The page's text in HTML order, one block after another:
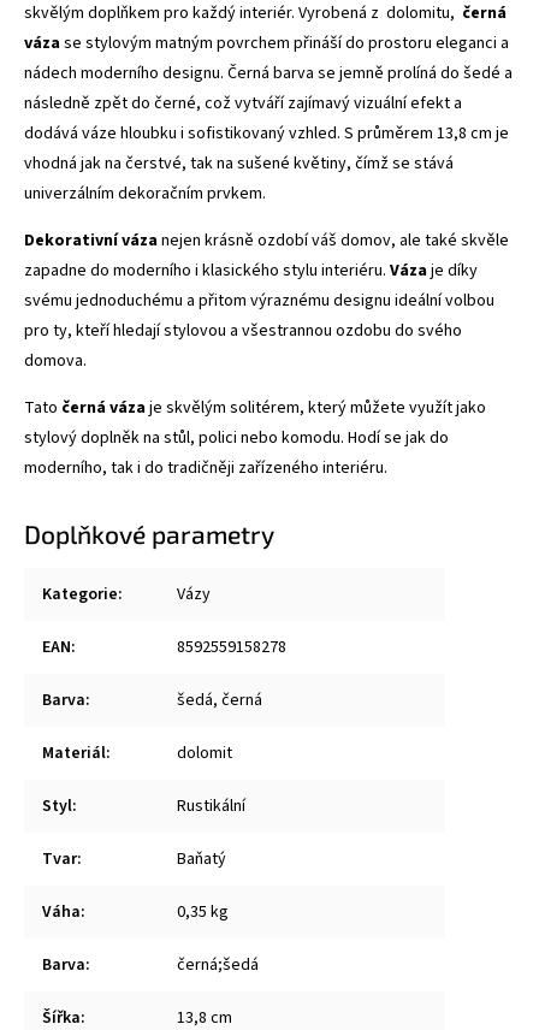
skvělým doplňkem pro každý interiér. Vyrobená z dolomitu, černá
vázase stylovým matným povrchem přináší do prostoru eleganci a
nádech moderního designu. Černá barva se jemně prolíná do šedé a
následně zpět do černé, což vytváří zajímavý vizuální efekt a
dodává váze hloubku i sofistikovaný vzhled. S průměrem 13,8 cm je
vhodná jak na čerstvé, tak na sušené květiny, čímž se stává
univerzálním dekoračním prvkem.
Dekorativní vázanejen krásně ozdobí váš domov, ale také skvěle
zapadne do moderního i klasického stylu interiéru. Vázaje díky
svému jednoduchému a přitom výraznému designu ideální volbou
pro ty, kteří hledají stylovou a všestrannou ozdobu do svého
domova.
Tato černá vázaje skvělým solitérem, který můžete využít jako
stylový doplněk na stůl, polici nebo komodu. Hodí se jak do
moderního, tak i do tradičněji zařízeného interiéru.
Doplňkové parametry
Kategorie: Vázy
EAN: 8592559158278
Barva: šedá, černá
Materiál: dolomit
Styl: Rustikální
Tvar: Baňatý
Váha: 0,35 kg
Barva: černá;šedá
Šířka: 13,8 cm